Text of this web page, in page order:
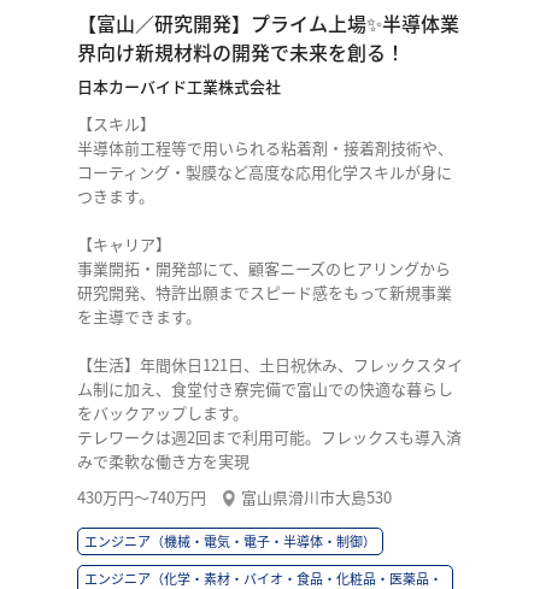
【富山／研究開発】プライム上場✨半導体業
界向け新規材料の開発で未来を創る！
日本カーバイド工業株式会社
【スキル】
半導体前工程等で用いられる粘着剤・接着剤技術や、
コーティング・製膜など高度な応用化学スキルが身に
つきます。
【キャリア】
事業開拓・開発部にて、顧客ニーズのヒアリングから
研究開発、特許出願までスピード感をもって新規事業
を主導できます。
【生活】年間休日121日、土日祝休み、フレックスタイ
ム制に加え、食堂付き寮完備で富山での快適な暮らし
をバックアップします。
テレワークは週2回まで利用可能。フレックスも導入済
みで柔軟な働き方を実現
430万円〜740万円
富山県滑川市大島530
エンジニア（機械・電気・電子・半導体・制御）
エンジニア（化学・素材・バイオ・食品・化粧品・医薬品・